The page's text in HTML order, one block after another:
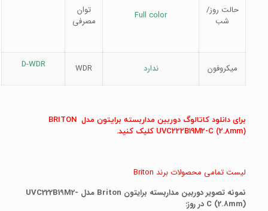
حالت روز/
شب
Full color
توان
مصرفی
میکروفون ندارد WDR
D-WDR
برای دانلود کاتالوگ دوربین مداربسته برایتون مدل BRITON
UVC222B19M2-C (2.8mm) کلیک کنید.
لیست تمامی محصولات برند Briton
نمونه تصویر دوربین مداربسته برایتون Briton مدل UVC222B19M2-
C (2.8mm) در روز: